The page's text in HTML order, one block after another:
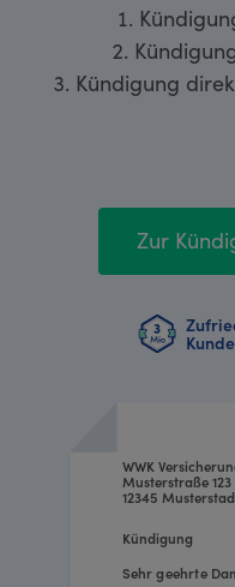
Kündigung
Zur
WWK
Musterstraße 123
12345
Sehr geehrte
Kündigung